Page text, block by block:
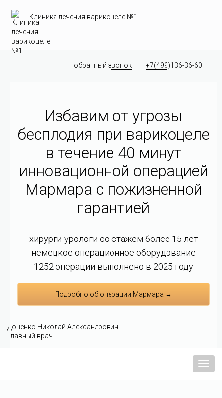
Клиника лечения варикоцеле №1
обратный звонок +7(499)136-36-60
Избавим от угрозы
бесплодия при варикоцеле
в течение 40 минут
инновационной операцией
Мармара c пожизненной
гарантией
хирурги-урологи со стажем более 15 лет
немецкое операционное оборудование
1252 операции выполнено в 2025 году
Подробно об операции Мармара →
Доценко Николай Александрович
Главный врач
Меню